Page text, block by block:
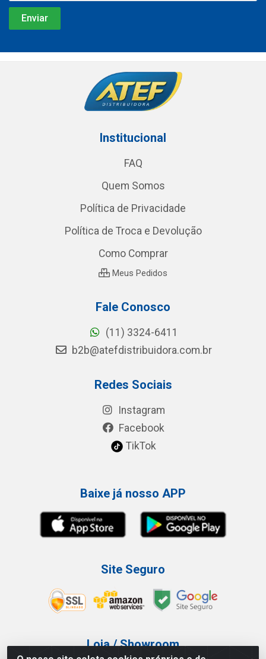
Institucional
FAQ
Quem Somos
Política de Privacidade
Política de Troca e Devolução
Como Comprar
Meus Pedidos
Fale Conosco
(11) 3324-6411
b2b@atefdistribuidora.com.br
Redes Sociais
Instagram
Facebook
TikTok
Baixe já nosso APP
Site Seguro
Loja / Showroom